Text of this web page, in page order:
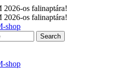
os falinaptára!
os falinaptára!
Search